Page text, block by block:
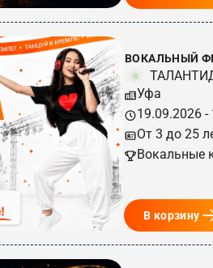
ВОКАЛЬНЫЙ
Уфа
19.09.2026 -
От 3 до 25
Вокальные
В корзину